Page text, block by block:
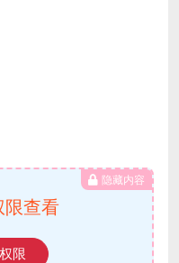
隐藏内容
限查看
限